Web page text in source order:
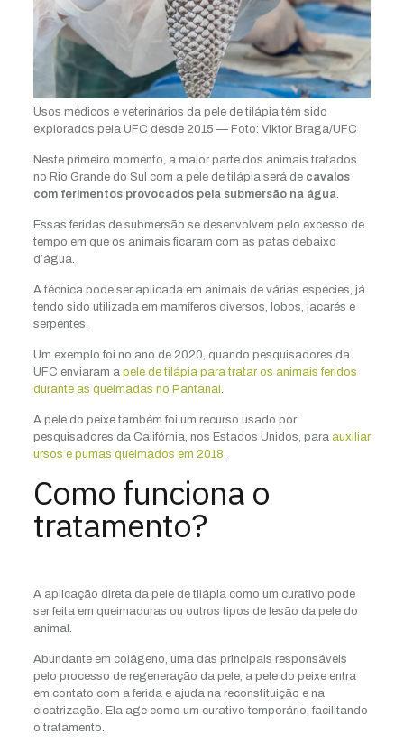
Usos médicos e veterinários da pele de tilápia têm sido
explorados pela UFC desde 2015 — Foto: Viktor Braga/UFC
Neste primeiro momento, a maior parte dos animais tratados
no Rio Grande do Sul com a pele de tilápia será de cavalos
com ferimentos provocados pela submersão na água.
Essas feridas de submersão se desenvolvem pelo excesso de
tempo em que os animais ficaram com as patas debaixo
d’água.
A técnica pode ser aplicada em animais de várias espécies, já
tendo sido utilizada em mamíferos diversos, lobos, jacarés e
serpentes.
Um exemplo foi no ano de 2020, quando pesquisadores da
UFC enviaram a pele de tilápia para tratar os animais feridos
durante as queimadas no Pantanal .
A pele do peixe também foi um recurso usado por
pesquisadores da Califórnia, nos Estados Unidos, para auxiliar
ursos e pumas queimados em 2018.
Como funciona o
tratamento?
A aplicação direta da pele de tilápia como um curativo pode
ser feita em queimaduras ou outros tipos de lesão da pele do
animal.
Abundante em colágeno, uma das principais responsáveis
pelo processo de regeneração da pele, a pele do peixe entra
em contato com a ferida e ajuda na reconstituição e na
cicatrização. Ela age como um curativo temporário, facilitando
o tratamento.